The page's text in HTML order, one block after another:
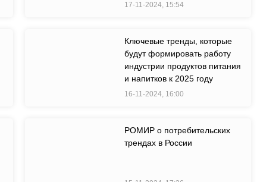
17-11-2024, 15:54
Ключевые тренды, которые
будут формировать работу
индустрии продуктов питания
и напитков к 2025 году
16-11-2024, 16:00
РОМИР о потребительских
трендах в России